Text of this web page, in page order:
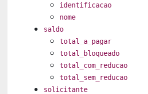
identificacao
nome
saldo
total_a_pagar
total_bloqueado
total_com_reducao
total_sem_reducao
solicitante